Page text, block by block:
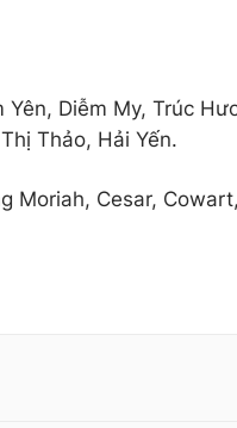
Diễm My, Trúc
Thảo, Hải Yến.
Moriah, Cesar,